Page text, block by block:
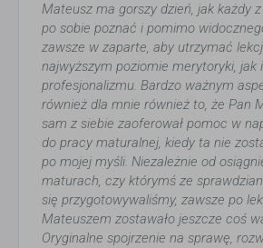
Mateusz ma gorszy dzień, jak każdy
po sobie poznać i pomimo
zawsze w zaparte, aby utrzymać
najwyższym poziomie merytoryki, jak
profesjonalizmu. Bardzo ważnym
również dla mnie również to, że Pan
sam z siebie zaoferował pomoc w
do pracy maturalnej, kiedy ta nie
po mojej myśli. Niezależnie od
maturach, czy którymś ze
się przygotowywaliśmy, zawsze po
Mateuszem zostawało jeszcze coś
Oryginalne spojrzenie na sprawę,